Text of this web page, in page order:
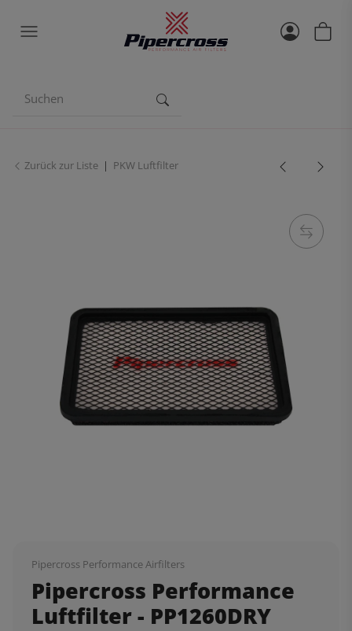
Zurück zur Liste PKW Luftfilter
Pipercross Performance Airfilters
Pipercross Performance
Luftfilter - PP1260DRY